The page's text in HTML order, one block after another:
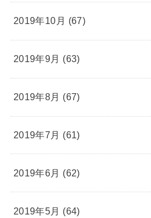
2019年10月 (67)
2019年9月 (63)
2019年8月 (67)
2019年7月 (61)
2019年6月 (62)
2019年5月 (64)